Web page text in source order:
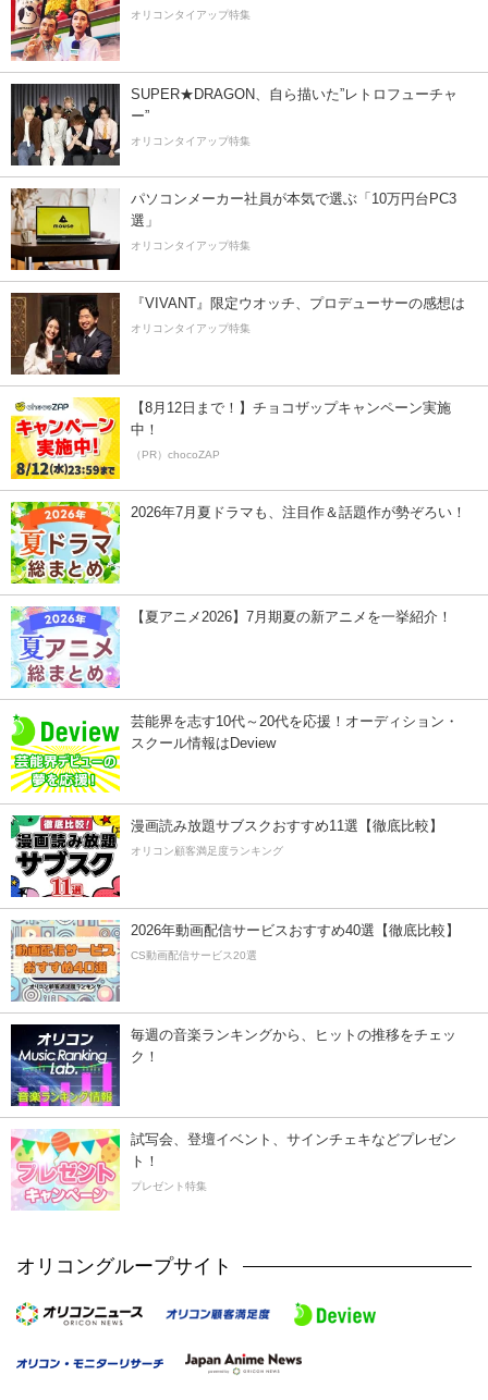
オリコンタイアップ特集
SUPER★DRAGON、自ら描いた”レトロフューチャ
ー”
オリコンタイアップ特集
パソコンメーカー社員が本気で選ぶ「10万円台PC3
選」
オリコンタイアップ特集
『VIVANT』限定ウオッチ、プロデューサーの感想は
オリコンタイアップ特集
【8月12日まで！】チョコザップキャンペーン実施
中！
（PR）chocoZAP
2026年7月夏ドラマも、注目作＆話題作が勢ぞろい！
【夏アニメ2026】7月期夏の新アニメを一挙紹介！
芸能界を志す10代～20代を応援！オーディション・
スクール情報はDeview
漫画読み放題サブスクおすすめ11選【徹底比較】
オリコン顧客満足度ランキング
2026年動画配信サービスおすすめ40選【徹底比較】
CS動画配信サービス20選
毎週の音楽ランキングから、ヒットの推移をチェッ
ク！
試写会、登壇イベント、サインチェキなどプレゼン
ト！
プレゼント特集
オリコングループサイト